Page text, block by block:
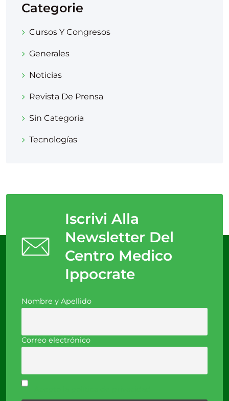
Categorie
Cursos Y Congresos
Generales
Noticias
Revista De Prensa
Sin Categoria
Tecnologías
Iscrivi Alla
Newsletter Del
Centro Medico
Ippocrate
Nombre y Apellido
Correo electrónico